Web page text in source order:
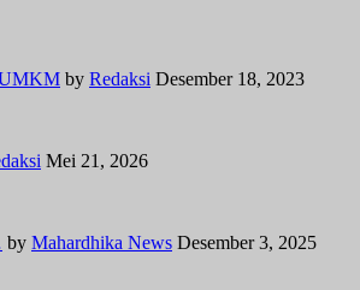
UMKM by Redaksi Desember 18, 2023
Mei 21, 2026
by Mahardhika News Desember 3, 2025